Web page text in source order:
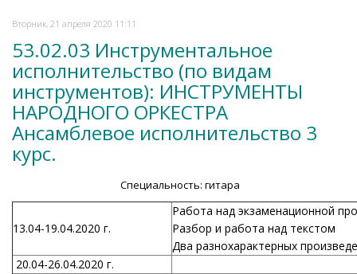
Вторник, 21 апреля 2020 11:11
53.02.03 Инструментальное
исполнительство (по видам
инструментов): ИНСТРУМЕНТЫ
НАРОДНОГО ОРКЕСТРА
Ансамблевое исполнительство 3
курс.
Специальность: гитара
13.04-19.04.2020 г.
Работа над экзаменационной
Разбор и работа над текстом
Два разнохарактерных
20.04-26.04.2020 г.